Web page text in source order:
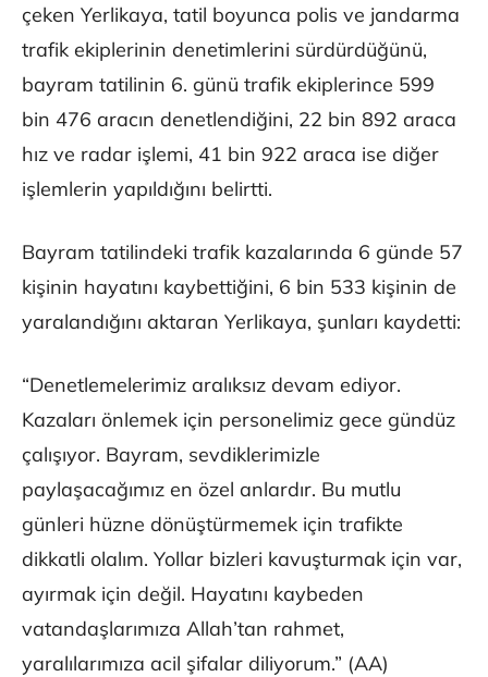
çeken Yerlikaya, tatil boyunca polis ve jandarma
trafik ekiplerinin denetimlerini sürdürdüğünü,
bayram tatilinin 6. günü trafik ekiplerince 599
bin 476 aracın denetlendiğini, 22 bin 892 araca
hız ve radar işlemi, 41 bin 922 araca ise diğer
işlemlerin yapıldığını belirtti.
Bayram tatilindeki trafik kazalarında 6 günde 57
kişinin hayatını kaybettiğini, 6 bin 533 kişinin de
yaralandığını aktaran Yerlikaya, şunları kaydetti:
“Denetlemelerimiz aralıksız devam ediyor.
Kazaları önlemek için personelimiz gece gündüz
çalışıyor. Bayram, sevdiklerimizle
paylaşacağımız en özel anlardır. Bu mutlu
günleri hüzne dönüştürmemek için trafikte
dikkatli olalım. Yollar bizleri kavuşturmak için var,
ayırmak için değil. Hayatını kaybeden
vatandaşlarımıza Allah’tan rahmet,
yaralılarımıza acil şifalar diliyorum.” (AA)